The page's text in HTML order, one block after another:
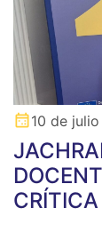
10 de